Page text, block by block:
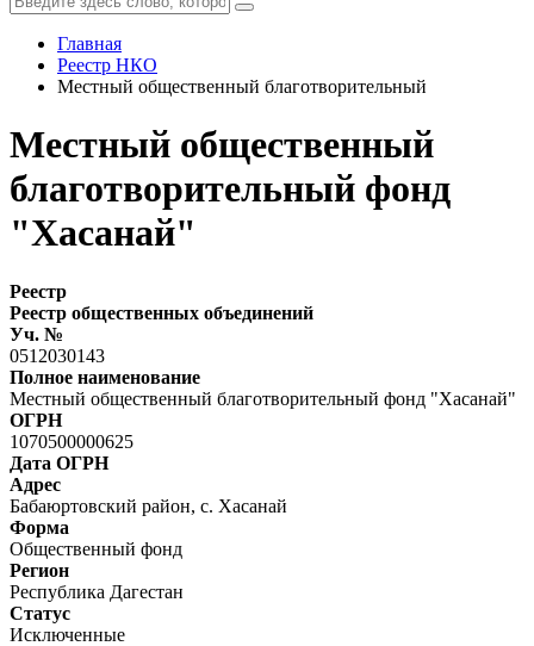
Главная
Реестр НКО
Местный общественный благотворительный
Местный общественный
благотворительный фонд
"Хасанай"
Реестр
Реестр общественных объединений
Уч. №
0512030143
Полное наименование
Местный общественный благотворительный фонд "Хасанай"
ОГРН
1070500000625
Дата ОГРН
Адрес
Бабаюртовский район, с. Хасанай
Форма
Общественный фонд
Регион
Республика Дагестан
Статус
Исключенные